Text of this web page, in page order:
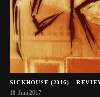
SICKHOUSE (2016) –
18. Juni 2017